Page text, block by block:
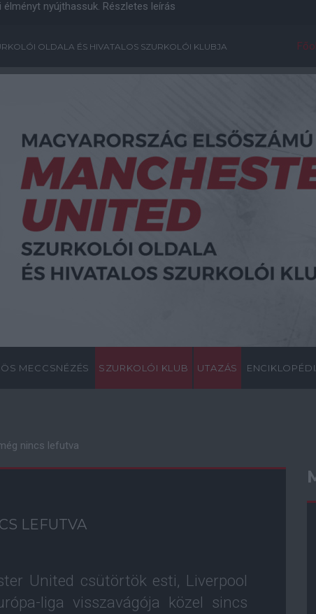
nyújthassuk. Részletes leírás
OLDALA ÉS HIVATALOS SZURKOLÓI KLUBJA
MECCSNÉZÉS SZURKOLÓI KLUB UTAZÁS
nincs lefutva
LEFUTVA
United csütörtök esti, Liverpool
liga visszavágója közel sincs